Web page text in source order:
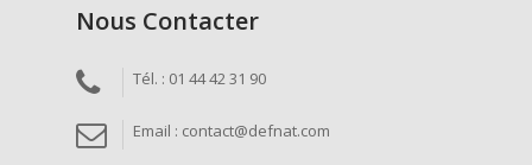
Nous Contacter
Tél. : 01 44 42 31 90
Email : contact@defnat.com